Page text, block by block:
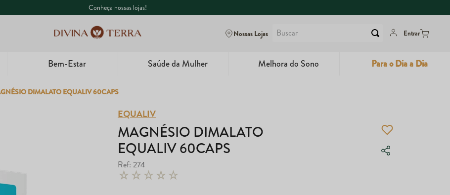
Conheça nossas lojas!
Nossas Lojas
Buscar
Entrar
Bem-Estar Saúde da Mulher Melhora do Sono Para o Dia a Dia
DIMALATO EQUALIV 60CAPS
EQUALIV
MAGNÉSIO DIMALATO
EQUALIV 60CAPS
Ref: 274
☆☆☆☆☆
2º Creatina
3º Ômega
4º Garrafa
Magnésio